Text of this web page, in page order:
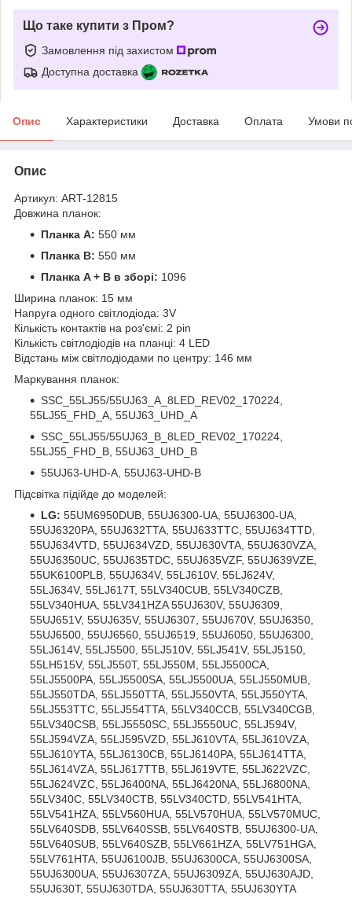
Що таке купити з Пром?
Замовлення під захистом
Доступна доставка
Опис Характеристики Доставка Оплата Умови
Опис
Артикул: ART-12815
Довжина планок:
Планка A: 550 мм
Планка B: 550 мм
Планка A + B в зборі: 1096
Ширина планок: 15 мм
Напруга одного світлодіода: 3V
Кількість контактів на роз'ємі: 2 pin
Кількість світлодіодів на планці: 4 LED
Відстань між світлодіодами по центру: 146 мм
Маркування планок:
SSC_55LJ55/55UJ63_A_8LED_REV02_170224,
55LJ55_FHD_A, 55UJ63_UHD_A
SSC_55LJ55/55UJ63_B_8LED_REV02_170224,
55LJ55_FHD_B, 55UJ63_UHD_B
55UJ63-UHD-A, 55UJ63-UHD-B
Підсвітка підійде до моделей:
LG: 55UM6950DUB, 55UJ6300-UA, 55UJ6300-UA,
55UJ6320PA, 55UJ632TTA, 55UJ633TTC, 55UJ634TTD,
55UJ634VTD, 55UJ634VZD, 55UJ630VTA, 55UJ630VZA,
55UJ6350UC, 55UJ635TDC, 55UJ635VZF, 55UJ639VZE,
55UK6100PLB, 55UJ634V, 55LJ610V, 55LJ624V,
55LJ634V, 55LJ617T, 55LV340CUB, 55LV340CZB,
55LV340HUA, 55LV341HZA 55UJ630V, 55UJ6309,
55UJ651V, 55UJ635V, 55UJ6307, 55UJ670V, 55UJ6350,
55UJ6500, 55UJ6560, 55UJ6519, 55UJ6050, 55UJ6300,
55LJ614V, 55LJ5500, 55LJ510V, 55LJ541V, 55LJ5150,
55LH515V, 55LJ550T, 55LJ550M, 55LJ5500CA,
55LJ5500PA, 55LJ5500SA, 55LJ5500UA, 55LJ550MUB,
55LJ550TDA, 55LJ550TTA, 55LJ550VTA, 55LJ550YTA,
55LJ553TTC, 55LJ554TTA, 55LV340CCB, 55LV340CGB,
55LV340CSB, 55LJ5550SC, 55LJ5550UC, 55LJ594V,
55LJ594VZA, 55LJ595VZD, 55LJ610VTA, 55LJ610VZA,
55LJ610YTA, 55LJ6130CB, 55LJ6140PA, 55LJ614TTA,
55LJ614VZA, 55LJ617TTB, 55LJ619VTE, 55LJ622VZC,
55LJ624VZC, 55LJ6400NA, 55LJ6420NA, 55LJ6800NA,
55LV340C, 55LV340CTB, 55LV340CTD, 55LV541HTA,
55LV541HZA, 55LV560HUA, 55LV570HUA, 55LV570MUC,
55LV640SDB, 55LV640SSB, 55LV640STB, 55UJ6300-UA,
55LV640SUB, 55LV640SZB, 55LV661HZA, 55LV751HGA,
55LV761HTA, 55UJ6100JB, 55UJ6300CA, 55UJ6300SA,
55UJ6300UA, 55UJ6307ZA, 55UJ6309ZA, 55UJ630AJD,
55UJ630T, 55UJ630TDA, 55UJ630TTA, 55UJ630YTA